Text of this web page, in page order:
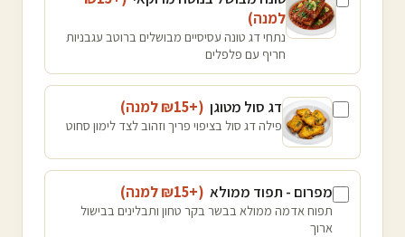
למנה)
נתחי דג טונה עסיסיים מבושלים ברוטב עגבניות
חריף עם פלפלים
דג סול מטוגן (+₪
15 למנה)
פילה דג סול בציפוי פריך וזהוב לצד לימון סחוט
מפרום - תפוד ממולא (+₪
15 למנה)
תפוח אדמה ממולא בבשר בקר טחון ותבלינים בבישול
ארוך